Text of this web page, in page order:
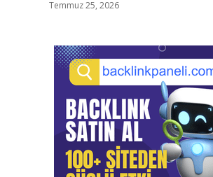
Temmuz 25, 2026